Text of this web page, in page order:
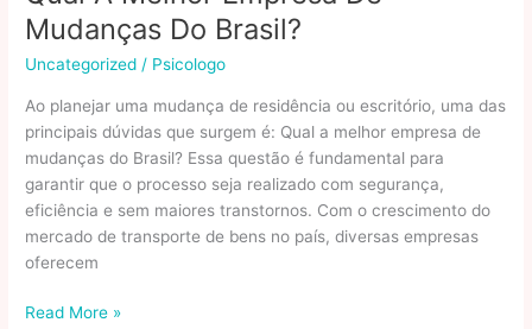
Assistir
Animes
Online
Conforto
E
Qualidade
Mudanças Do Brasil?
Uncategorized / Psicologo
Ao planejar uma mudança de residência ou escritório, uma das
principais dúvidas que surgem é: Qual a melhor empresa de
mudanças do Brasil? Essa questão é fundamental para
garantir que o processo seja realizado com segurança,
eficiência e sem maiores transtornos. Com o crescimento do
mercado de transporte de bens no país, diversas empresas
oferecem
Qual
Read More »